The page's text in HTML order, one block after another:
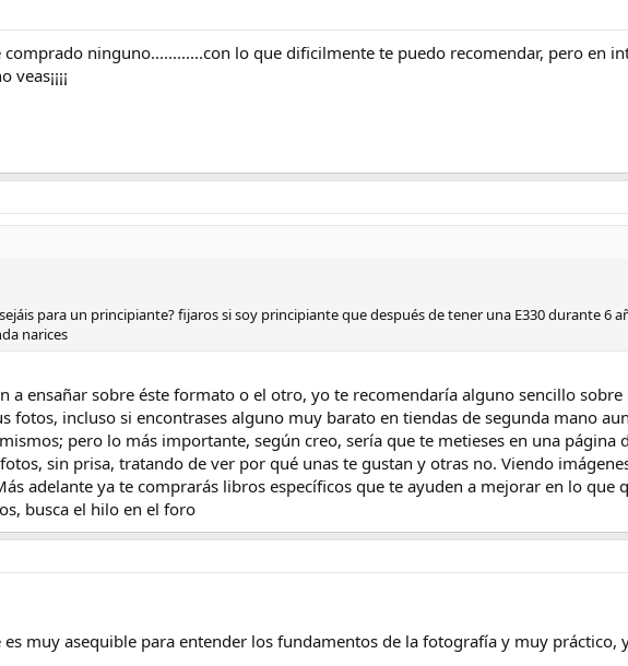
comprado ninguno............con lo que dificilmente te puedo recomendar, pero en
para un principiante? fijaros si soy principiante que después de tener una E330 durante 6
3. manda narices
a ensañar sobre éste formato o el otro, yo te recomendaría alguno sencillo
fotos, incluso si encontrases alguno muy barato en tiendas de segunda mano
pero lo más importante, según creo, sería que te metieses en una
sin prisa, tratando de ver por qué unas te gustan y otras no. Viendo
adelante ya te comprarás libros específicos que te ayuden a mejorar en lo que
busca el hilo en el foro
muy asequible para entender los fundamentos de la fotografía y muy práctico,